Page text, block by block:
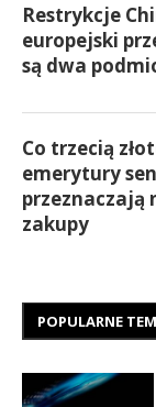
Restrykcje
europejski
są dwa
Co trzecią
emerytury
przeznaczają
zakupy
POPULARNE